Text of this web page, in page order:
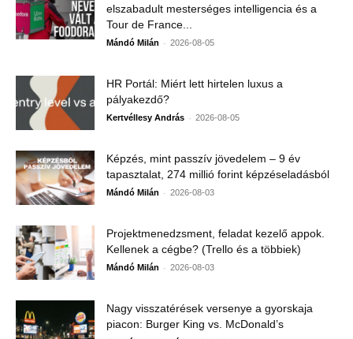
elszabadult mesterséges intelligencia és a
Tour de France...
Mándó Milán - 2026-08-05
HR Portál: Miért lett hirtelen luxus a
pályakezdő?
Kertvéllesy András - 2026-08-05
Képzés, mint passzív jövedelem – 9 év
tapasztalat, 274 millió forint képzéseladásból
Mándó Milán - 2026-08-03
Projektmenedzsment, feladat kezelő appok.
Kellenek a cégbe? (Trello és a többiek)
Mándó Milán - 2026-08-03
Nagy visszatérések versenye a gyorskaja
piacon: Burger King vs. McDonald’s